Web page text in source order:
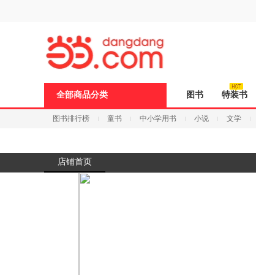
全部商品分类 图书 特装书
图书排行榜 童书 中小学用书 小说 文学
店铺首页
页
浪